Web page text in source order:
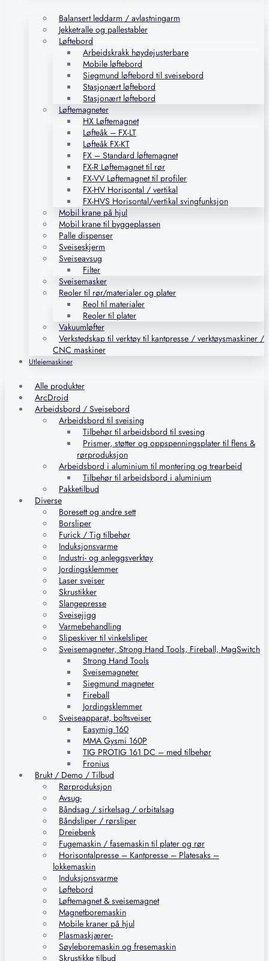
Balansert leddarm / avlastningarm
Jekketralle og pallestabler
Løftebord
Arbeidskrakk høydejusterbare
Mobile løftebord
Siegmund løftebord til sveisebord
Stasjonært løftebord
Stasjonært løftebord
Løftemagneter
HX Løftemagnet
Løfteåk – FX-LT
Løfteåk FX-KT
FX – Standard løftemagnet
FX-R Løftemagnet til rør
FX-VV Løftemagnet til profiler
FX-HV Horisontal / vertikal
FX-HVS Horisontal/vertikal svingfunksjon
Mobil krane på hjul
Mobil krane til byggeplassen
Palle dispenser
Sveiseskjerm
Sveiseavsug
Filter
Sveisemasker
Reoler til rør/materialer og plater
Reol til materialer
Reoler til plater
Vakuumløfter
Verkstedskap til verktøy til kantpresse / verktøysmaskiner /
CNC maskiner
Utleiemaskiner
Alle produkter
ArcDroid
Arbeidsbord / Sveisebord
Arbeidsbord til sveising
Tilbehør til arbeidsbord til svesing
Prismer, støtter og oppspenningsplater til flens &
rørproduksjon
Arbeidsbord i aluminium til montering og trearbeid
Tilbehør til arbeidsbord i aluminium
Pakketilbud
Diverse
Boresett og andre sett
Borsliper
Furick / Tig tilbehør
Induksjonsvarme
Industri- og anleggsverktøy
Jordingsklemmer
Laser sveiser
Skrustikker
Slangepresse
Sveisejigg
Varmebehandling
Slipeskiver til vinkelsliper
Sveisemagneter, Strong Hand Tools, Fireball, MagSwitch
Strong Hand Tools
Sveisemagneter
Siegmund magneter
Fireball
Jordingsklemmer
Sveiseapparat, boltsveiser
Easymig 160
MMA Gysmi 160P
TIG PROTIG 161 DC – med tilbehør
Fronius
Brukt / Demo / Tilbud
Rørproduksjon
Avsug-
Båndsag / sirkelsag / orbitalsag
Båndsliper / rørsliper
Dreiebenk
Fugemaskin / fasemaskin til plater og rør
Horisontalpresse – Kantpresse – Platesaks –
lokkemaskin
Induksjonsvarme
Løftebord
Løftemagnet & sveisemagnet
Magnetboremaskin
Mobile kraner på hjul
Plasmaskjærer-
Søyleboremaskin og fresemaskin
Skrustikke tilbud